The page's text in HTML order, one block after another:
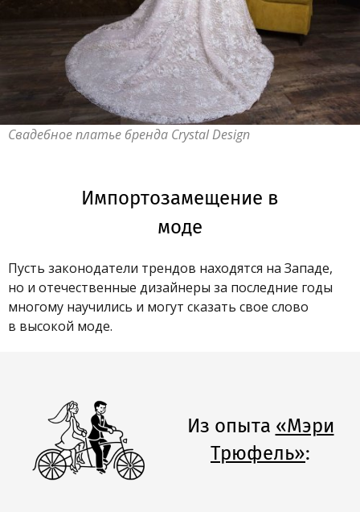
Свадебное платье бренда Crystal Design
Импортозамещение в
моде
Пусть законодатели трендов находятся на Западе,
но и отечественные дизайнеры за последние годы
многому научились и могут сказать свое слово
в высокой моде.
Из опыта «Мэри
Трюфель»: